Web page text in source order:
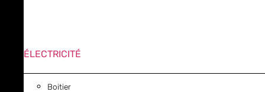
ÉLECTRICITÉ
Boitier